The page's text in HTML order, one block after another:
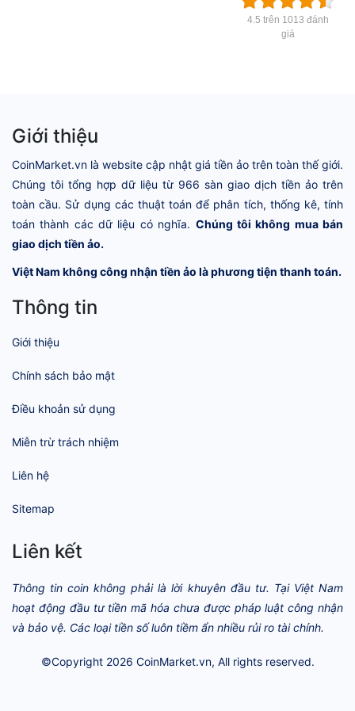
4.5 trên 1013 đánh
giá
Giới thiệu
CoinMarket.vn là website cập nhật giá tiền ảo trên toàn thế giới.
Chúng tôi tổng hợp dữ liệu từ 966 sàn giao dịch tiền ảo trên
toàn cầu. Sử dụng các thuật toán để phân tích, thống kê, tính
toán thành các dữ liệu có nghĩa. Chúng tôi không mua bán
giao dịch tiền ảo.
Việt Nam không công nhận tiền ảo là phương tiện thanh toán.
Thông tin
Giới thiệu
Chính sách bảo mật
Điều khoản sử dụng
Miễn trừ trách nhiệm
Liên hệ
Sitemap
Liên kết
Thông tin coin không phải là lời khuyên đầu tư. Tại Việt Nam
hoạt động đầu tư tiền mã hóa chưa được pháp luật công nhận
và bảo vệ. Các loại tiền số luôn tiềm ẩn nhiều rủi ro tài chính.
©Copyright 2026 CoinMarket.vn, All rights reserved.